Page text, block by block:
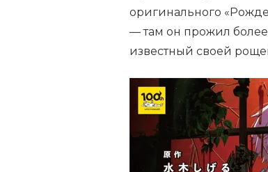
оригинального
— там он прожил более
известный своей